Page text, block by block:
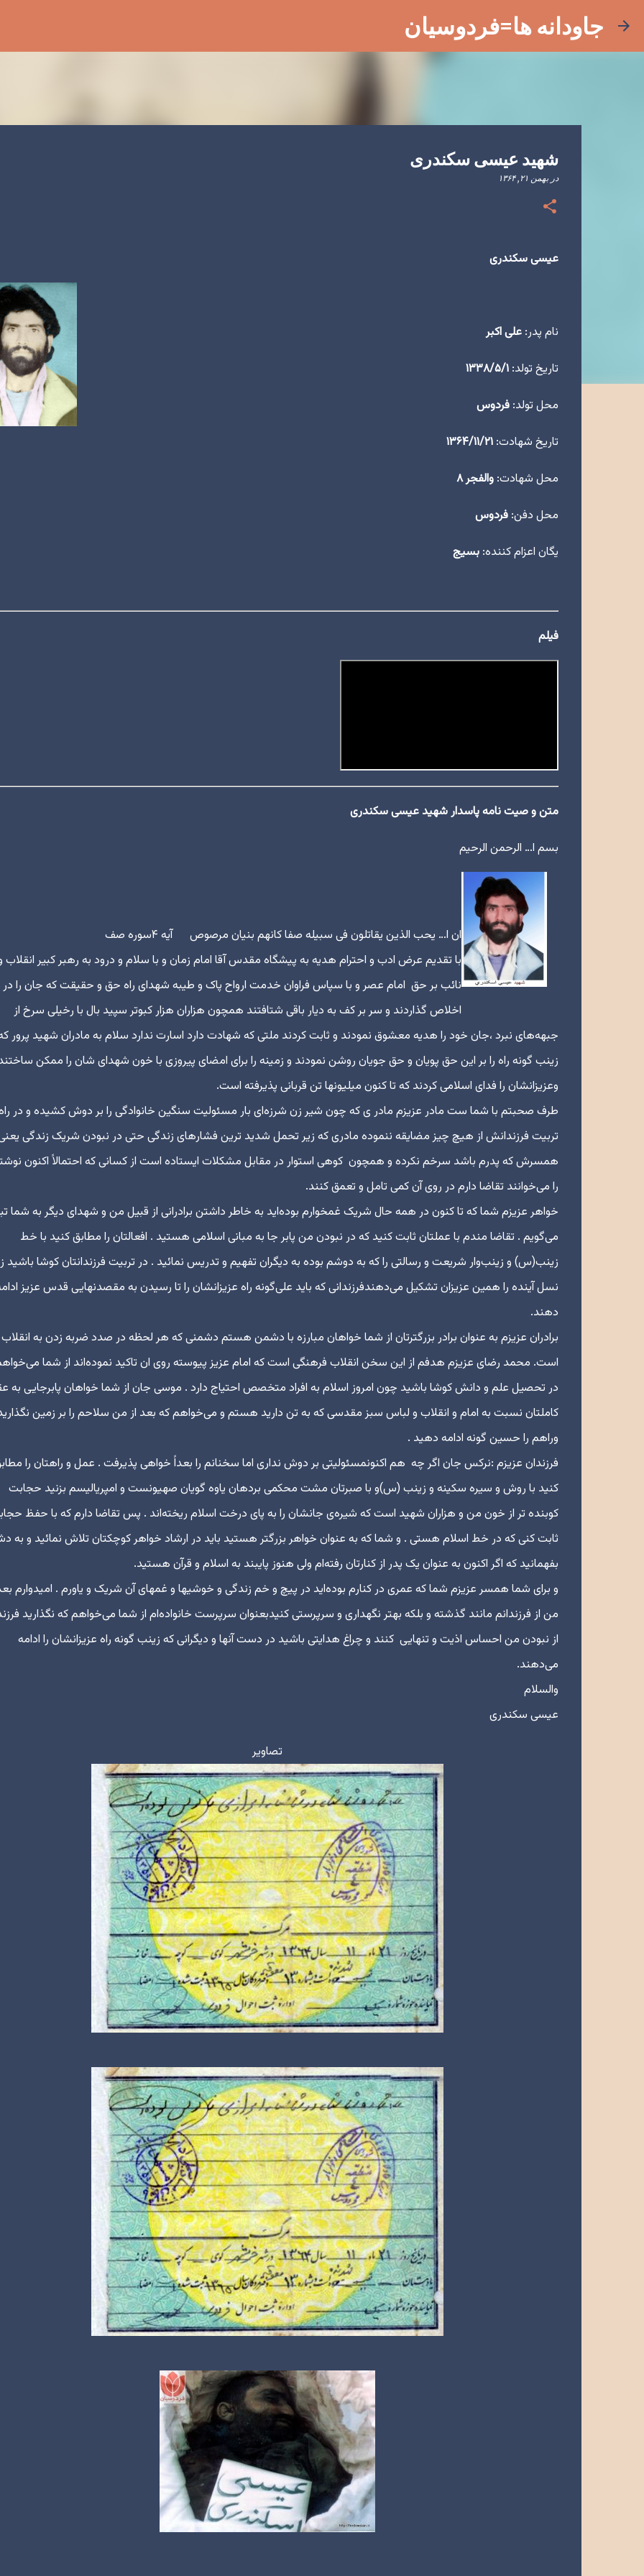
جاودانه ها=فردوسیان
شهید عیسی سکندری
دربهمن ۲۱, ۱۳۶۴
عیسی سکندری
نام پدر:علی اکبر
تاریخ تولد:۱۳۳۸/۵/۱
محل تولد:فردوس
تاریخ شهادت:۱۳۶۴/۱۱/۲۱
محل شهادت:والفجر ۸
محل دفن:فردوس
یگان اعزام کننده:بسیج
فیلم
متن و صیت نامه پاسدار شهید عیسی سکندری
بسم ا… الرحمن الرحیم
ان ا… یحب الذین یقاتلون فی سبیله صفا کانهم بنیان مرصوص آیه ۴سوره صف
با تقدیم عرض ادب و احترام هدیه به پیشگاه مقدس آقا امام زمان و با سلام و درود به رهبر کبیر انقلاب
نائب بر حق امام عصر و با سپاس فراوان خدمت ارواح پاک و طیبه شهدای راه حق و حقیقت که جان را
اخلاص گذاردند و سر بر کف به دیار باقی شتافتند همچون هزاران هزار کبوتر سپید بال با رخیلی سرخ از
جبهه‌های نبرد ،جان خود را هدیه معشوق نمودند و ثابت کردند ملتی که شهادت دارد اسارت ندارد سلام به مادران شهید پرور
زینب گونه راه را بر این حق پویان و حق جویان روشن نمودند و زمینه را برای امضای پیروزی با خون شهدای شان را ممکن
وعزیزانشان را فدای اسلامی کردند که تا کنون میلیونها تن قربانی پذیرفته است.
طرف صحبتم با شما ست مادر عزیزم مادر ی که چون شیر زن شرزه‌ای بار مسئولیت سنگین خانوادگی را بر دوش کشیده و در
تربیت فرزندانش از هیچ چیز مضایقه ننموده مادری که زیر تحمل شدید ترین فشارهای زندگی حتی در نبودن شریک زندگی
همسرش که پدرم باشد سرخم نکرده و همچون کوهی استوار در مقابل مشکلات ایستاده است از کسانی که احتمالاً اکنون
را می‌خوانند تقاضا دارم در روی آن کمی تامل و تعمق کنند.
خواهر عزیزم شما که تا کنون در همه حال شریک غمخوارم بوده‌اید به خاطر داشتن برادرانی از قبیل من و شهدای دیگر به شما
می‌گویم . تقاضا مندم با عملتان ثابت کنید که در نبودن من پابر جا به مبانی اسلامی هستید . افعالتان را مطابق کنید با خط
زینب(س) و زینب‌وار شریعت و رسالتی را که به دوشم بوده به دیگران تفهیم و تدریس نمائید . در تربیت فرزندانتان کوشا باشید
نسل آینده را همین عزیزان تشکیل می‌دهندفرزندانی که باید علی‌گونه راه عزیزانشان را تا رسیدن به مقصدنهایی قدس عزیز
دهند.
برادران عزیزم به عنوان برادر بزرگترتان از شما خواهان مبارزه با دشمن هستم دشمنی که هر لحظه در صدد ضربه زدن به انقلاب
است. محمد رضای عزیزم هدفم از این سخن انقلاب فرهنگی است که امام عزیز پیوسته روی ان تاکید نموده‌اند از شما
در تحصیل علم و دانش کوشا باشید چون امروز اسلام به افراد متخصص احتیاج دارد . موسی جان از شما خواهان پابرجایی به
کاملتان نسبت به امام و انقلاب و لباس سبز مقدسی که به تن دارید هستم و می‌خواهم که بعد از من سلاحم را بر زمین
وراهم را حسین گونه ادامه دهید .
فرزندان عزیزم :نرکس جان اگر چه هم اکنونمسئولیتی بر دوش نداری اما سخنانم را بعداً خواهی پذیرفت . عمل و راهتان را
کنید با روش و سیره سکینه و زینب (س)‌و با صبرتان مشت محکمی بردهان یاوه گویان صهیونست و امپریالیسم بزنید حجابت
کوبنده تر از خون من و هزاران شهید است که شیره‌ی جانشان را به پای درخت اسلام ریخته‌اند . پس تقاضا دارم که با حفظ
ثابت کنی که در خط اسلام هستی . و شما که به عنوان خواهر بزرگتر هستید باید در ارشاد خواهر کوچکتان تلاش نمائید و به
بفهمانید که اگر اکنون به عنوان یک پدر از کنارتان رفته‌ام ولی هنوز پایبند به اسلام و قرآن هستید.
و برای شما همسر عزیزم شما که عمری در کنارم بوده‌اید در پیچ و خم زندگی و خوشیها و غمهای آن شریک و یاورم . امیدوارم
من از فرزندانم مانند گذشته و بلکه بهتر نگهداری و سرپرستی کنیدبعنوان سرپرست خانواده‌ام از شما می‌خواهم که نگذارید
از نبودن من احساس اذیت و تنهایی کنند و چراغ هدایتی باشید در دست آنها و دیگرانی که زینب گونه راه عزیزانشان را ادامه
می‌دهند.
والسلام
عیسی سکندری
تصاویر